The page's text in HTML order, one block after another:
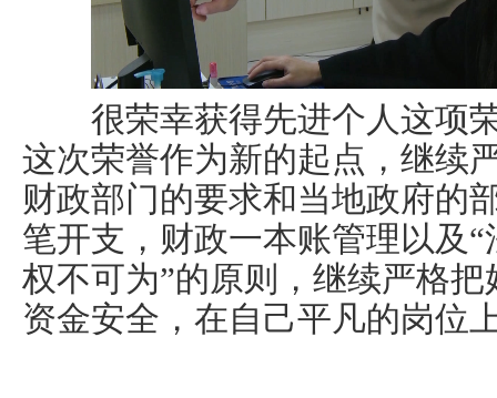
很荣幸获得先进个人这项荣
这次荣誉作为新的起点，继续
财政部门的要求和当地政府的
笔开支，财政一本账管理以及
权不可为”的原则，继续严格
资金安全，在自己平凡的岗位